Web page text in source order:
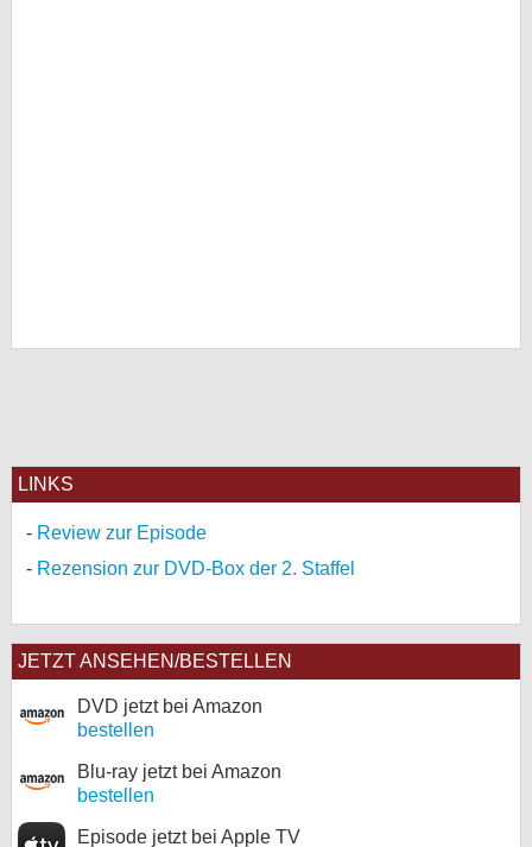
LINKS
Review zur Episode
Rezension zur DVD-Box der 2. Staffel
JETZT ANSEHEN/BESTELLEN
DVD jetzt bei Amazon
bestellen
Blu-ray jetzt bei Amazon
bestellen
Episode jetzt bei Apple TV